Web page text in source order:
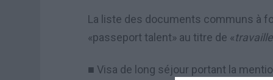
La liste des documents communs à
«passeport talent» au titre de «
■ Visa de long séjour portant la